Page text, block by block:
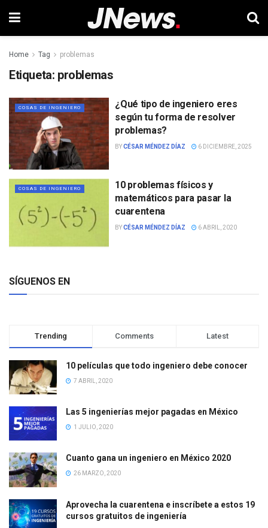
Home Tag problemas
Etiqueta: problemas
COSAS DE INGENIERO
¿Qué tipo de ingeniero eres
según tu forma de resolver
problemas?
BYCÉSAR MÉNDEZ DÍAZ 6 DICIEMBRE, 2025
COSAS DE INGENIERO
10 problemas físicos y
matemáticos para pasar la
cuarentena
BYCÉSAR MÉNDEZ DÍAZ 6 ABRIL, 2020
SÍGUENOS EN
Trending Comments Latest
10 películas que todo ingeniero debe conocer
7 ABRIL, 2020
Las 5 ingenierías mejor pagadas en México
1 JULIO, 2020
Cuanto gana un ingeniero en México 2020
26 MARZO, 2020
Aprovecha la cuarentena e inscríbete a estos 19
cursos gratuitos de ingeniería